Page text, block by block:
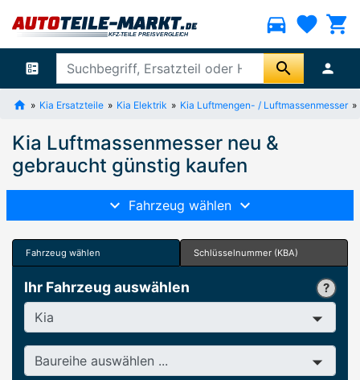
directions_car favorite shopping_cart
ballot search person
Kia Ersatzteile Kia Elektrik Kia Luftmengen- / Luftmassenmesser
Kia Luftmassenmesser neu &
gebraucht günstig kaufen
Fahrzeug wählen
Fahrzeug wählen Schlüsselnummer (KBA)
Ihr Fahrzeug auswählen
Hersteller
Baureihe